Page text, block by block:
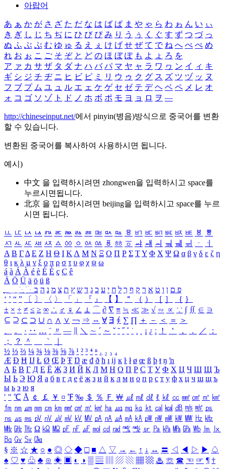
아랍어
あ ぁ か が さ ざ た だ な は ば ぱ ま や ゃ ら わ ゎ ん い ぃ
き ぎ し じ ち ぢ に ひ び ぴ み り う ぅ く ぐ す ず つ づ っ
ぬ ふ ぶ ぷ む ゆ ゅ る え ぇ け げ せ ぜ て で ね へ べ ぺ め
れ お ぉ こ ご そ ぞ と ど の ほ ぼ ぽ も よ ょ ろ を
ア ァ カ サ ザ タ ダ ナ ハ バ パ マ ヤ ャ ラ ワ ヮ ン イ ィ キ
ギ シ ジ チ ヂ ニ ヒ ビ ピ ミ リ ウ ゥ ク グ ス ズ ツ ヅ ッ ヌ
フ ブ プ ム ユ ュ ル エ ェ ケ ゲ セ ゼ テ デ ヘ ベ ペ メ レ オ
ォ コ ゴ ソ ゾ ト ド ノ ホ ボ ポ モ ヨ ョ ロ ヲ ―
http://chineseinput.net/에서 pinyin(병음)방식으로 중국어를 변환
할 수 있습니다.
변환된 중국어를 복사하여 사용하시면 됩니다.
예시)
中文 을 입력하시려면 zhongwen을 입력하시고 space를
누르시면됩니다.
北京 을 입력하시려면 beijing을 입력하시고 space를 누르
시면 됩니다.
ㅥ ㅦ ㅧ ㅨ ㅩ ㅪ ㅫ ㅬ ㅭ ㅮ ㅯ ㅰ ㅱ ㅲ ㅳ ㅴ ㅵ ㅶ ㅷ ㅸ
ㅹ
ㅺ ㅻ ㅼ ㅽ ㅾ ㅿ ㆀ ㆁ ㆂ ㆃ ㆄ ㆅ ㆆ ㆇ ㆈ ㆉ ㆊ ㆋ ㆌ ㆍ
ㆎ
Α Β ΓΔ Ε Ζ Η Θ Ι ΚΛ Μ Ν Ξ Ο Π Ρ Σ ΤΥ Φ Χ Ψ Ω α β γ δ ε ζ η
θ ι κ λ μ ν ξ ο π ρ σ τ υ φ χ ψ ω
á à Á À é è É È ç Ç ê
Ä Ö Ü ä ö ü ß
ִֶֹ ֻּ ׁׂ פ ם ן ו ט א ר ק ף ך ל ח י ע כ ג ד ש ץ ת צ מ נ ה ב
‘ ’ “ ” 〔 〕 〈 〉 「 」 『 』 【 】 ＂ （ ） ［ ］ ｛ ｝
± × ÷ ≠ ≤ ≥ ∞ ∴ ♂ ♀ ∠ ⊥ ⌒ ∂ ∇ ≡ ≒ ≪ ≫ √ ∽ ∝ ∵ ∫ ∬ ∈ ∋
⊆ ⊇ ⊂ ⊃ ∪ ∩ ∧ ∨ ￢ ⇒ ⇔ ∀ ∃ ∮ ∑ ∏ ＋ － ＜ ＝
＞
、
。 · ‥ … ¨ 〃 ― ＼ ∼ ´ ～ ˇ ˘ ˝ ˚ ˙ ¸ ¡ ¿ ː ！ ＇ ， ． ／
：
；
？ ＾ ｀
½ ⅓ ⅔ ¼ ¾ ⅛ ⅜ ⅝ ⅞ ¹ ² ³ ⁴ ⁿ ₁ ₂ ₃ ₄
Æ Ð Ħ Ĳ Ł Ø Œ Þ Ŧ Ŋ æ đ ð ħ ı ĳ ĸ ŀ ł ø œ ß þ ŧ ŋ ŉ
А Б В Г Д Е Ё Ж З И Й К Л М Н О П Р С Т У Ф Х Ц Ч Ш Щ Ъ
Ы Ь Э Ю Я а б в г д е ё ж з и й к л м н о п р с т у ф х ц ч ш щ ъ
ы ь э ю я
′ ″ ℃ Å ￠ ￡ ￥ ¤ ℉ ‰ ＄ ％ Ｆ ￦ ㎕ ㎖ ㎗ ℓ ㎘ ㏄ ㎣ ㎤ ㎥ ㎦
㎙ ㎚ ㎛ ㎜ ㎝ ㎞ ㎟ ㎠ ㎡ ㎢ ㏊ ㎍ ㎎ ㎏ ㏏ ㎈ ㎉ ㏈ ㎧ ㎨ ㎰
㎱ ㎲ ㎳ ㎴ ㎵ ㎶ ㎷ ㎸ ㎹ ㎀ ㎁ ㎂ ㎃ ㎄ ㎺ ㎻ ㎽ ㎾ ㎿ ㎐ ㎑
㎒ ㎓ ㎔ Ω ㏀ ㏁ ㎊ ㎋ ㎌ ㏖ ㏅ ㎭ ㎮ ㎯ ㏛ ㎩ ㎪ ㎫ ㎬ ㏝ ㏐
㏓
㏃ ㏉ ㏜ ㏆
§ ※ ☆ ★ ○ ● ◎ ◇ ◆ □ ■ △ ▽ → ← ↑ ↓ ↔ 〓 ◁ ◀ ▷ ▶ ♤
♠ ♡ ♥ ♧ ♣ ⊙ ◈ ▣ ◐ ◑ ▒ ▤ ▨ ▧ ▦ ▩ ♨ ☏ ☎ ☜ ☞ ¶ †